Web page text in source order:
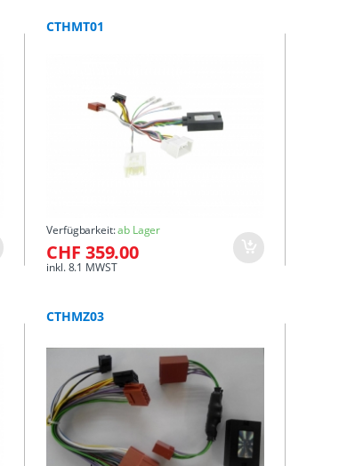
CTHMT01
Verfügbarkeit:ab Lager
CHF 359.00
inkl. 8.1 MWST
CTHMZ03